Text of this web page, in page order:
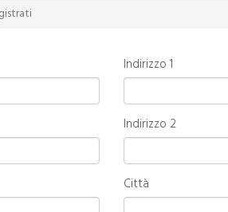
Indirizzo 1
Indirizzo 2
Città